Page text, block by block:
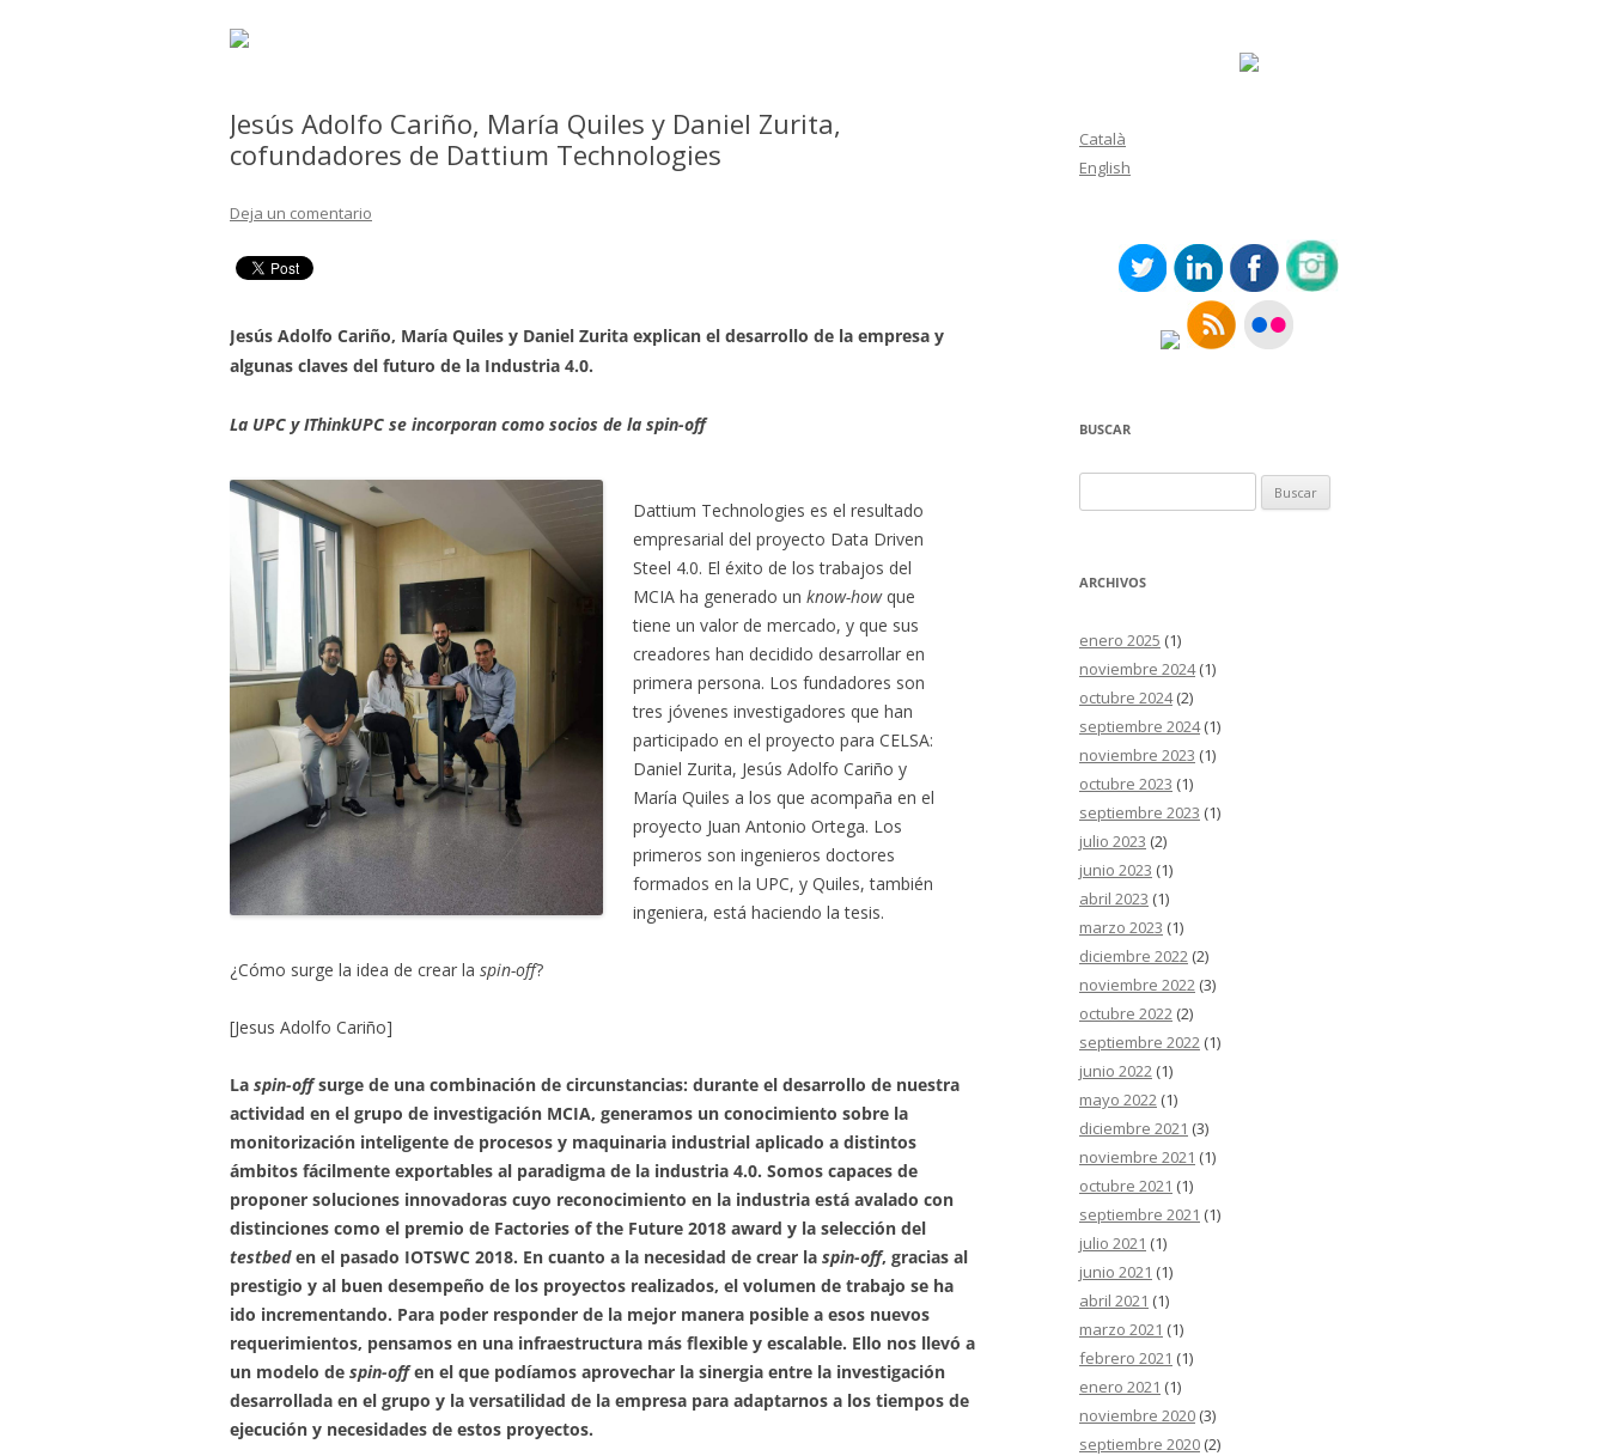
Jesús Adolfo Cariño, María Quiles y Daniel Zurita,
cofundadores de Dattium Technologies
Deja un comentario
Jesús Adolfo Cariño, María Quiles y Daniel Zurita explican el desarrollo de la empresa y
algunas claves del futuro de la Industria 4.0.
La UPC y IThinkUPC se incorporan como socios de la spin-off
Dattium Technologies es el resultado
empresarial del proyecto Data Driven
Steel 4.0. El éxito de los trabajos del
MCIA ha generado unknow-howque
tiene un valor de mercado, y que sus
creadores han decidido desarrollar en
primera persona. Los fundadores son
tres jóvenes investigadores que han
participado en el proyecto para CELSA:
Daniel Zurita, Jesús Adolfo Cariño y
María Quiles a los que acompaña en el
proyecto Juan Antonio Ortega. Los
primeros son ingenieros doctores
formados en la UPC, y Quiles, también
ingeniera, está haciendo la tesis.
¿Cómo surge la idea de crear la spin-off?
[Jesus Adolfo Cariño]
La spin-offsurge de una combinación de circunstancias: durante el desarrollo de nuestra
actividad en el grupo de investigación MCIA, generamos un conocimiento sobre la
monitorización inteligente de procesos y maquinaria industrial aplicado a distintos
ámbitos fácilmente exportables al paradigma de la industria 4.0. Somos capaces de
proponer soluciones innovadoras cuyo reconocimiento en la industria está avalado con
distinciones como el premio de Factories of the Future 2018 award y la selección del
testbeden el pasado IOTSWC 2018. En cuanto a la necesidad de crear la spin-off, gracias al
prestigio y al buen desempeño de los proyectos realizados, el volumen de trabajo se ha
ido incrementando. Para poder responder de la mejor manera posible a esos nuevos
requerimientos, pensamos en una infraestructura más flexible y escalable. Ello nos llevó a
un modelo de spin-offen el que podíamos aprovechar la sinergia entre la investigación
desarrollada en el grupo y la versatilidad de la empresa para adaptarnos a los tiempos de
ejecución y necesidades de estos proyectos.
Català
English
BUSCAR
ARCHIVOS
enero 2025 (1)
noviembre 2024(1)
octubre 2024(2)
septiembre 2024(1)
noviembre 2023 (1)
octubre 2023 (1)
septiembre 2023 (1)
julio 2023 (2)
junio 2023 (1)
abril 2023 (1)
marzo 2023 (1)
diciembre 2022 (2)
noviembre 2022 (3)
octubre 2022 (2)
septiembre 2022 (1)
junio 2022 (1)
mayo 2022 (1)
diciembre 2021 (3)
noviembre 2021 (1)
octubre 2021 (1)
septiembre 2021 (1)
julio 2021 (1)
junio 2021 (1)
abril 2021 (1)
marzo 2021 (1)
febrero 2021 (1)
enero 2021 (1)
noviembre 2020 (3)
septiembre 2020 (2)